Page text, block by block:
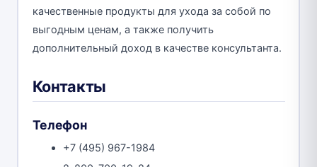
качественные продукты для ухода за собой по
выгодным ценам, а также получить
дополнительный доход в качестве консультанта.
Контакты
Телефон
+7 (495) 967-1984